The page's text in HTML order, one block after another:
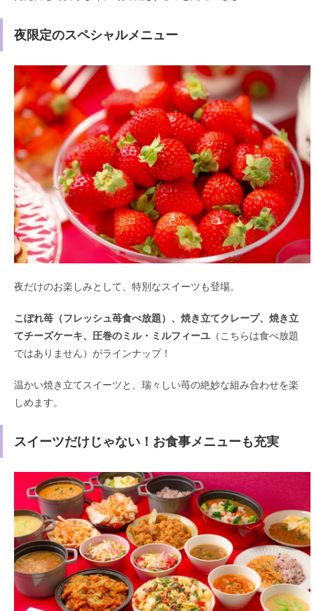
夜限定のスペシャルメニュー
夜だけのお楽しみとして、特別なスイーツも登場。
こぼれ苺（フレッシュ苺食べ放題）、焼き立てクレープ、焼き立
てチーズケーキ、圧巻のミル・ミルフィーユ （こちらは食べ放題
ではありません）がラインナップ！
温かい焼き立てスイーツと、瑞々しい苺の絶妙な組み合わせを楽
しめます。
スイーツだけじゃない！お食事メニューも充実